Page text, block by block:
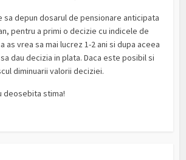
sa depun dosarul de pensionare anticipata
pentru a primi o decizie cu indicele de
as vrea sa mai lucrez 1-2 ani si dupa aceea
dau decizia in plata. Daca este posibil si
diminuarii valorii deciziei.
deosebita stima!